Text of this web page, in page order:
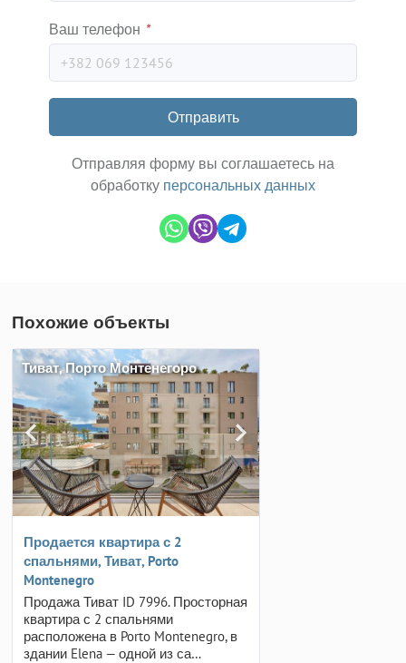
Ваш телефон *
Отправить
Отправляя форму вы соглашаетесь на
обработку персональных данных
Похожие объекты
Тиват, Порто Монтенегоро
Продается квартира с 2
спальнями, Тиват, Porto
Montenegro
Продажа Тиват ID 7996. Просторная
квартира с 2 спальнями
расположена в Porto Montenegro, в
здании Elena — одной из са…